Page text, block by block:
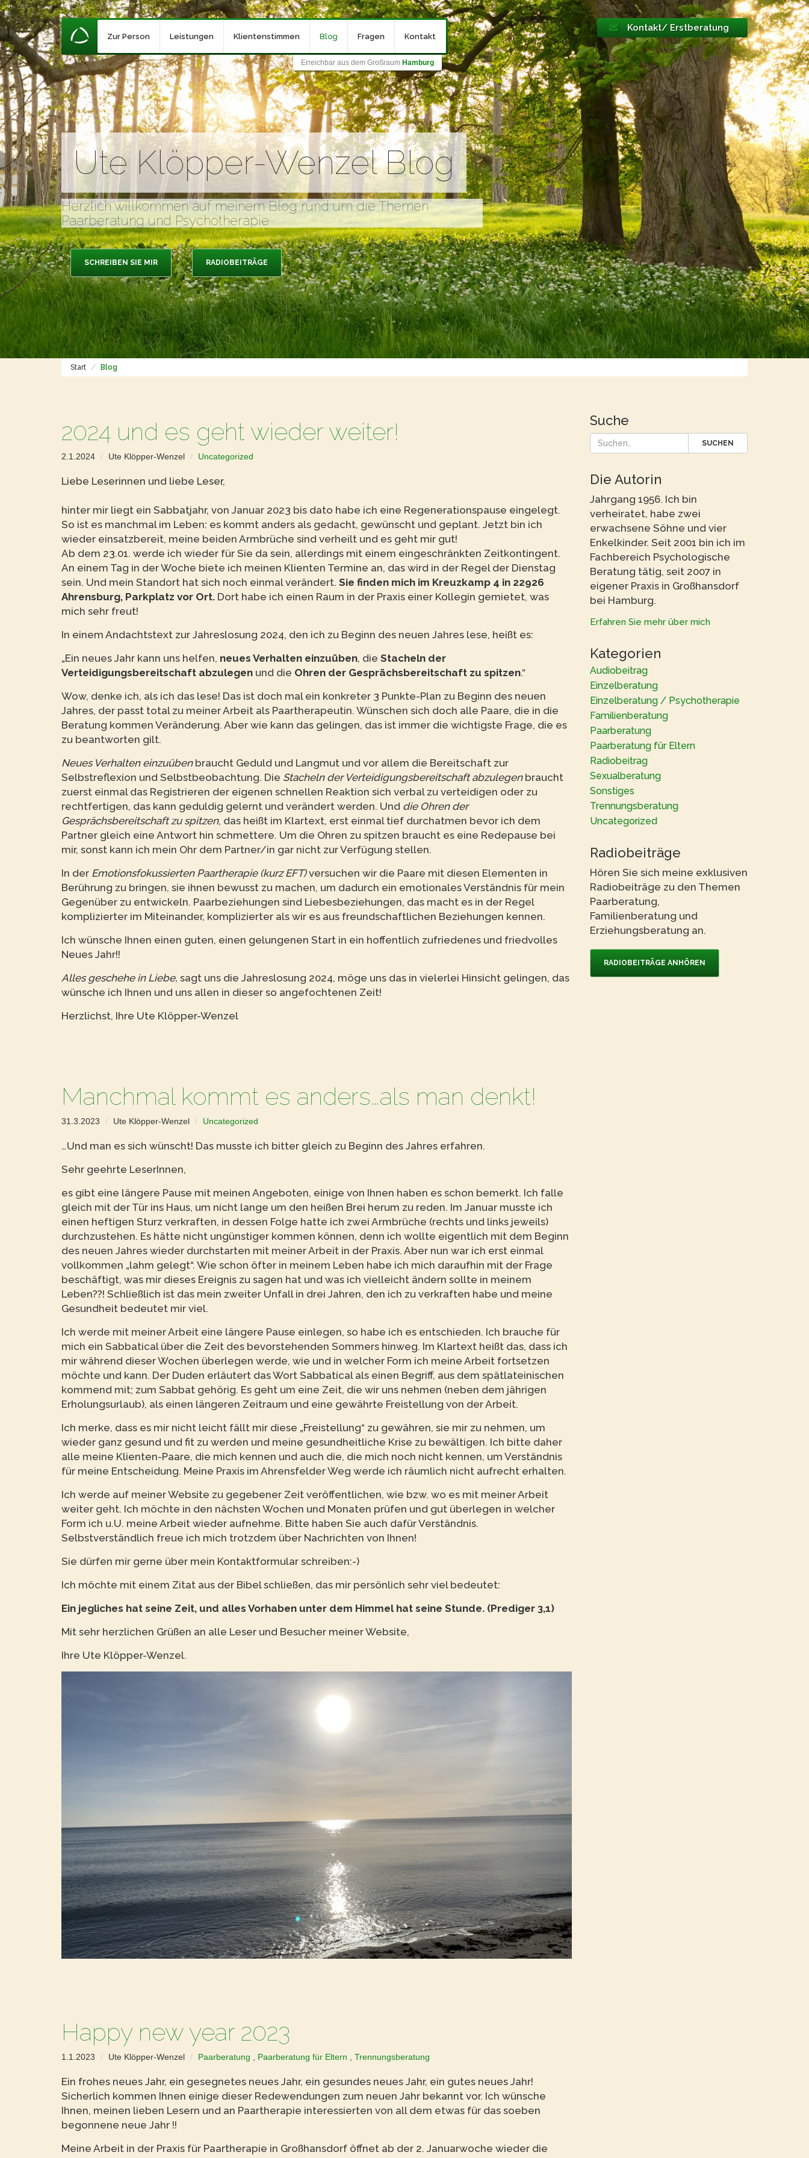
Zur Person Leistungen Klientenstimmen Blog Fragen Kontakt
Erreichbar aus dem Großraum Hamburg
Kontakt/ Erstberatung
Ute Klöpper-Wenzel Blog
Herzlich willkommen auf meinem Blog rund um die Themen
Paarberatung und Psychotherapie
SCHREIBEN SIE MIR RADIOBEITRÄGE
Start Blog
2024 und es geht wieder weiter!
2.1.2024 Ute Klöpper-Wenzel Uncategorized
Liebe Leserinnen und liebe Leser,
hinter mir liegt ein Sabbatjahr, von Januar 2023 bis dato habe ich eine Regenerationspause eingelegt.
So ist es manchmal im Leben: es kommt anders als gedacht, gewünscht und geplant. Jetzt bin ich
wieder einsatzbereit, meine beiden Armbrüche sind verheilt und es geht mir gut!
Ab dem 23.01. werde ich wieder für Sie da sein, allerdings mit einem eingeschränkten Zeitkontingent.
An einem Tag in der Woche biete ich meinen Klienten Termine an, das wird in der Regel der Dienstag
sein. Und mein Standort hat sich noch einmal verändert. Sie finden mich im Kreuzkamp 4 in 22926
Ahrensburg, Parkplatz vor Ort. Dort habe ich einen Raum in der Praxis einer Kollegin gemietet, was
mich sehr freut!
In einem Andachtstext zur Jahreslosung 2024, den ich zu Beginn des neuen Jahres lese, heißt es:
„Ein neues Jahr kann uns helfen, neues Verhalten einzuüben, die Stacheln der
Verteidigungsbereitschaft abzulegen und die Ohren der Gesprächsbereitschaft zu spitzen.“
Wow, denke ich, als ich das lese! Das ist doch mal ein konkreter 3 Punkte-Plan zu Beginn des neuen
Jahres, der passt total zu meiner Arbeit als Paartherapeutin. Wünschen sich doch alle Paare, die in die
Beratung kommen Veränderung. Aber wie kann das gelingen, das ist immer die wichtigste Frage, die es
zu beantworten gilt.
Neues Verhalten einzuübenbraucht Geduld und Langmut und vor allem die Bereitschaft zur
Selbstreflexion und Selbstbeobachtung. Die Stacheln der Verteidigungsbereitschaft abzulegenbraucht
zuerst einmal das Registrieren der eigenen schnellen Reaktion sich verbal zu verteidigen oder zu
rechtfertigen, das kann geduldig gelernt und verändert werden. Und die Ohren der
Gesprächsbereitschaft zu spitzen, das heißt im Klartext, erst einmal tief durchatmen bevor ich dem
Partner gleich eine Antwort hin schmettere. Um die Ohren zu spitzen braucht es eine Redepause bei
mir, sonst kann ich mein Ohr dem Partner/in gar nicht zur Verfügung stellen.
In der Emotionsfokussierten Paartherapie (kurz EFT)versuchen wir die Paare mit diesen Elementen in
Berührung zu bringen, sie ihnen bewusst zu machen, um dadurch ein emotionales Verständnis für mein
Gegenüber zu entwickeln. Paarbeziehungen sind Liebesbeziehungen, das macht es in der Regel
komplizierter im Miteinander, komplizierter als wir es aus freundschaftlichen Beziehungen kennen.
Ich wünsche Ihnen einen guten, einen gelungenen Start in ein hoffentlich zufriedenes und friedvolles
Neues Jahr!!
Alles geschehe in Liebe, sagt uns die Jahreslosung 2024, möge uns das in vielerlei Hinsicht gelingen, das
wünsche ich Ihnen und uns allen in dieser so angefochtenen Zeit!
Herzlichst, Ihre Ute Klöpper-Wenzel
Manchmal kommt es anders…als man denkt!
31.3.2023 Ute Klöpper-Wenzel Uncategorized
…Und man es sich wünscht! Das musste ich bitter gleich zu Beginn des Jahres erfahren.
Sehr geehrte LeserInnen,
es gibt eine längere Pause mit meinen Angeboten, einige von Ihnen haben es schon bemerkt. Ich falle
gleich mit der Tür ins Haus, um nicht lange um den heißen Brei herum zu reden. Im Januar musste ich
einen heftigen Sturz verkraften, in dessen Folge hatte ich zwei Armbrüche (rechts und links jeweils)
durchzustehen. Es hätte nicht ungünstiger kommen können, denn ich wollte eigentlich mit dem Beginn
des neuen Jahres wieder durchstarten mit meiner Arbeit in der Praxis. Aber nun war ich erst einmal
vollkommen „lahm gelegt“. Wie schon öfter in meinem Leben habe ich mich daraufhin mit der Frage
beschäftigt, was mir dieses Ereignis zu sagen hat und was ich vielleicht ändern sollte in meinem
Leben??! Schließlich ist das mein zweiter Unfall in drei Jahren, den ich zu verkraften habe und meine
Gesundheit bedeutet mir viel.
Ich werde mit meiner Arbeit eine längere Pause einlegen, so habe ich es entschieden. Ich brauche für
mich ein Sabbatical über die Zeit des bevorstehenden Sommers hinweg. Im Klartext heißt das, dass ich
mir während dieser Wochen überlegen werde, wie und in welcher Form ich meine Arbeit fortsetzen
möchte und kann. Der Duden erläutert das Wort Sabbatical als einen Begriff, aus dem spätlateinischen
kommend mit; zum Sabbat gehörig. Es geht um eine Zeit, die wir uns nehmen (neben dem jährigen
Erholungsurlaub), als einen längeren Zeitraum und eine gewährte Freistellung von der Arbeit.
Ich merke, dass es mir nicht leicht fällt mir diese „Freistellung“ zu gewähren, sie mir zu nehmen, um
wieder ganz gesund und fit zu werden und meine gesundheitliche Krise zu bewältigen. Ich bitte daher
alle meine Klienten-Paare, die mich kennen und auch die, die mich noch nicht kennen, um Verständnis
für meine Entscheidung. Meine Praxis im Ahrensfelder Weg werde ich räumlich nicht aufrecht erhalten.
Ich werde auf meiner Website zu gegebener Zeit veröffentlichen, wie bzw. wo es mit meiner Arbeit
weiter geht. Ich möchte in den nächsten Wochen und Monaten prüfen und gut überlegen in welcher
Form ich u.U. meine Arbeit wieder aufnehme. Bitte haben Sie auch dafür Verständnis.
Selbstverständlich freue ich mich trotzdem über Nachrichten von Ihnen!
Sie dürfen mir gerne über mein Kontaktformular schreiben:-)
Ich möchte mit einem Zitat aus der Bibel schließen, das mir persönlich sehr viel bedeutet:
Ein jegliches hat seine Zeit, und alles Vorhaben unter dem Himmel hat seine Stunde. (Prediger 3,1)
Mit sehr herzlichen Grüßen an alle Leser und Besucher meiner Website,
Ihre Ute Klöpper-Wenzel.
Happy new year 2023
1.1.2023 Ute Klöpper-Wenzel Paarberatung Paarberatung für Eltern Trennungsberatung
Ein frohes neues Jahr, ein gesegnetes neues Jahr, ein gesundes neues Jahr, ein gutes neues Jahr!
Sicherlich kommen Ihnen einige dieser Redewendungen zum neuen Jahr bekannt vor. Ich wünsche
Ihnen, meinen lieben Lesern und an Paartherapie interessierten von all dem etwas für das soeben
begonnene neue Jahr !!
Meine Arbeit in der Praxis für Paartherapie in Großhansdorf öffnet ab der 2. Januarwoche wieder die
Suche
SUCHEN
Die Autorin
Jahrgang 1956. Ich bin
verheiratet, habe zwei
erwachsene Söhne und vier
Enkelkinder. Seit 2001 bin ich im
Fachbereich Psychologische
Beratung tätig, seit 2007 in
eigener Praxis in Großhansdorf
bei Hamburg.
Erfahren Sie mehr über mich
Kategorien
Audiobeitrag
Einzelberatung
Einzelberatung / Psychotherapie
Familienberatung
Paarberatung
Paarberatung für Eltern
Radiobeitrag
Sexualberatung
Sonstiges
Trennungsberatung
Uncategorized
Radiobeiträge
Hören Sie sich meine exklusiven
Radiobeiträge zu den Themen
Paarberatung,
Familienberatung und
Erziehungsberatung an.
RADIOBEITRÄGE ANHÖREN